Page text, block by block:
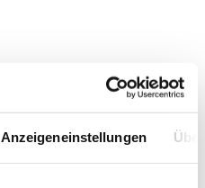
Anzeigeneinstellungen